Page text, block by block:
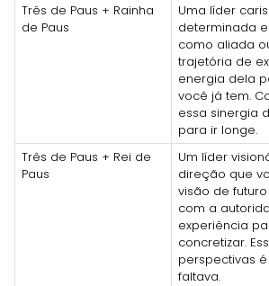
Três de Paus + Rainha
de Paus
Uma líder
determinada
como aliada
trajetória de
energia dela
você já tem.
essa sinergia
para ir longe.
Três de Paus + Rei de
Paus
Um líder
direção que
visão de
com a
experiência
concretizar.
perspectivas
faltava.